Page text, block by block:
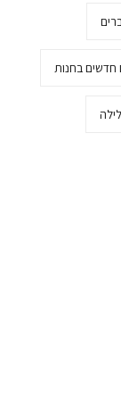
חדשים בחנות